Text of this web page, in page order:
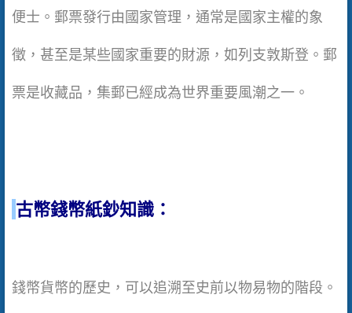
便士。郵票發行由國家管理，通常是國家主權的象
徵，甚至是某些國家重要的財源，如列支敦斯登。郵
票是收藏品，集郵已經成為世界重要風潮之一。
古幣錢幣紙鈔知識：
錢幣貨幣的歷史，可以追溯至史前以物易物的階段。